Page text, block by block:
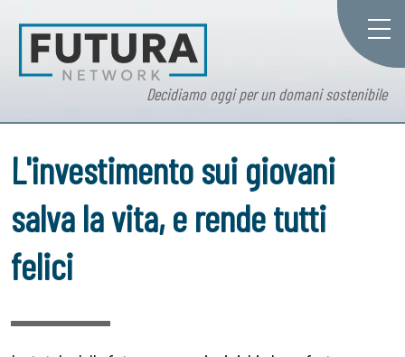
Decidiamo oggi per un domani sostenibile
L'investimento sui giovani
salva la vita, e rende tutti
felici